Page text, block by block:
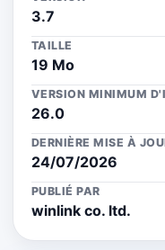
3.7
TAILLE
19 Mo
VERSION MINIMUM
26.0
DERNIÈRE MISE À
24/07/2026
PUBLIÉ PAR
winlink co. ltd.